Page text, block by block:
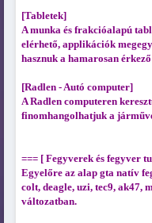
[Tabletek]
A munka és frakcióalapú
elérhető, applikációk
hasznuk a hamarosan
[Radlen - Autó computer]
A Radlen computeren
finomhangolhatjuk a
=== [ Fegyverek és fegyver
Egyelőre az alap gta natív
colt, deagle, uzi, tec9, ak47,
változatban.